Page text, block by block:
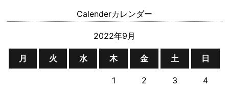
Calenderカレンダー
2022年9月
月 火 水 木 金 土 日
1 2 3 4